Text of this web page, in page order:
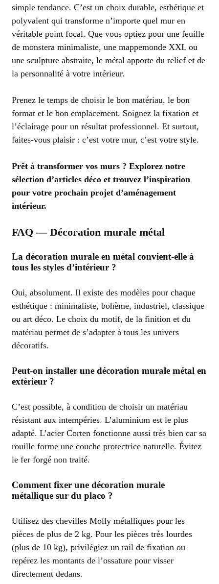
simple tendance. C’est un choix durable, esthétique et
polyvalent qui transforme n’importe quel mur en
véritable point focal. Que vous optiez pour une feuille
de monstera minimaliste, une mappemonde XXL ou
une sculpture abstraite, le métal apporte du relief et de
la personnalité à votre intérieur.
Prenez le temps de choisir le bon matériau, le bon
format et le bon emplacement. Soignez la fixation et
l’éclairage pour un résultat professionnel. Et surtout,
faites-vous plaisir : c’est votre mur, c’est votre style.
Prêt à transformer vos murs ? Explorez notre
sélection d’articles déco et trouvez l’inspiration
pour votre prochain projet d’aménagement
intérieur.
FAQ — Décoration murale métal
La décoration murale en métal convient-elle à
tous les styles d’intérieur ?
Oui, absolument. Il existe des modèles pour chaque
esthétique : minimaliste, bohème, industriel, classique
ou art déco. Le choix du motif, de la finition et du
matériau permet de s’adapter à tous les univers
décoratifs.
Peut-on installer une décoration murale métal en
extérieur ?
C’est possible, à condition de choisir un matériau
résistant aux intempéries. L’aluminium est le plus
adapté. L’acier Corten fonctionne aussi très bien car sa
rouille forme une couche protectrice naturelle. Évitez
le fer forgé non traité.
Comment fixer une décoration murale
métallique sur du placo ?
Utilisez des chevilles Molly métalliques pour les
pièces de plus de 2 kg. Pour les pièces très lourdes
(plus de 10 kg), privilégiez un rail de fixation ou
repérez les montants de l’ossature pour visser
directement dedans.